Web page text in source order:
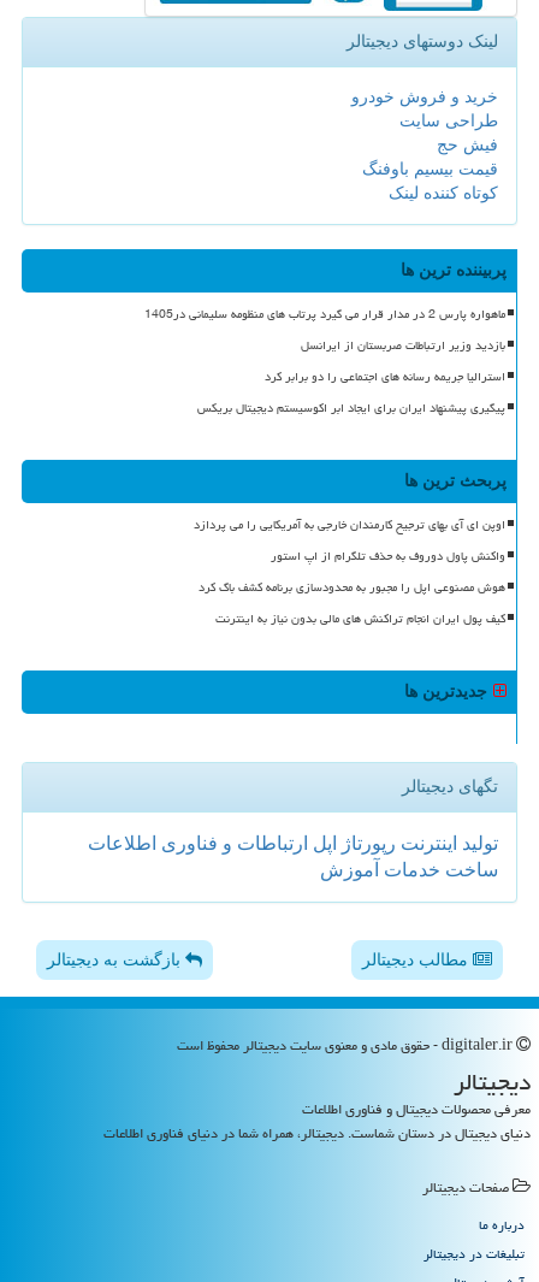
لینک دوستهای دیجیتالر
خرید و فروش خودرو
طراحی سایت
فیش حج
قیمت بیسیم باوفنگ
کوتاه کننده لینک
پربیننده ترین ها
ماهواره پارس 2 در مدار قرار می گیرد پرتاب های منظومه سلیمانی در1405
بازدید وزیر ارتباطات صربستان از ایرانسل
استرالیا جریمه رسانه های اجتماعی را دو برابر کرد
پیگیری پیشنهاد ایران برای ایجاد ابر اکوسیستم دیجیتال بریکس
پربحث ترین ها
اوپن ای آی بهای ترجیح کارمندان خارجی به آمریکایی را می پردازد
واکنش پاول دوروف به حذف تلگرام از اپ استور
هوش مصنوعی اپل را مجبور به محدودسازی برنامه کشف باگ کرد
کیف پول ایران انجام تراکنش های مالی بدون نیاز به اینترنت
جدیدترین ها
تگهای دیجیتالر
تولید اینترنت رپورتاژ اپل ارتباطات و فناوری اطلاعات
ساخت خدمات آموزش
مطالب دیجیتالر بازگشت به دیجیتالر
دیجیتالر
معرفی محصولات دیجیتال و فناوری اطلاعات
دنیای دیجیتال در دستان شماست. دیجیتالر، همراه شما در دنیای فناوری اطلاعات
صفحات دیجیتالر
درباره ما
تبلیغات در دیجیتالر